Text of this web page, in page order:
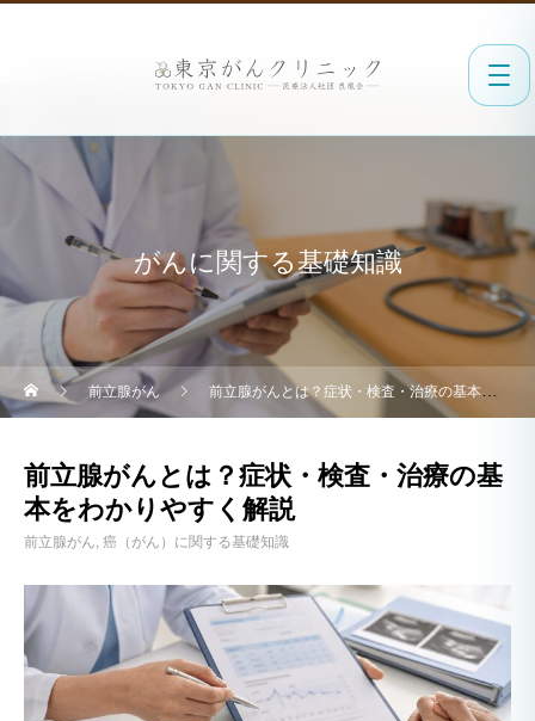
がんに関する基礎知識
前立腺がん 前立腺がんとは？症状・検査・治療の基本をわかりやすく解説
前立腺がんとは？症状・検査・治療の基
本をわかりやすく解説
前立腺がん 癌（がん）に関する基礎知識